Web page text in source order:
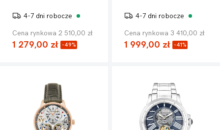
4-7 dni robocze
Cena rynkowa 2 510,00 zł
1 279,00 zł -49%
4-7 dni robocze
Cena rynkowa 3 410,00 zł
1 999,00 zł -41%